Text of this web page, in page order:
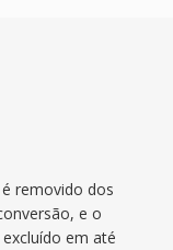
é removido dos
e o
em até